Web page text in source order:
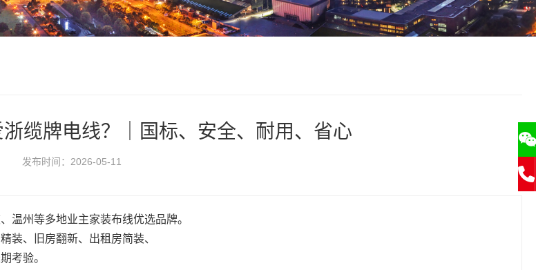
缆牌电线？｜国标、安全、耐用、省心
发布时间：2026-05-11
温州等多地业主家装布线优选品牌。
装、旧房翻新、出租房简装、
考验。